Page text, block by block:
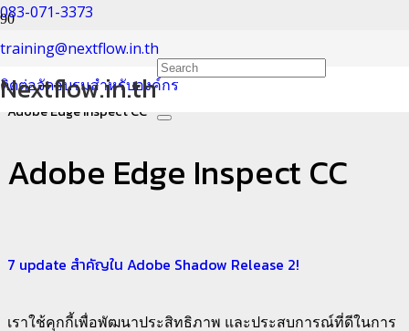
083-071-3373
training@nextflow.in.th
ติดต่อจัดอบรมสำหรับองค์กร
Nextflow.in.th
Adobe Edge Inspect CC
Home
Adobe Edge Inspect CC
Adobe Edge Inspect CC
7 update สำคัญใน Adobe Shadow Release 2!
เราใช้คุกกี้เพื่อพัฒนาประสิทธิภาพ และประสบการณ์ที่ดีในการ